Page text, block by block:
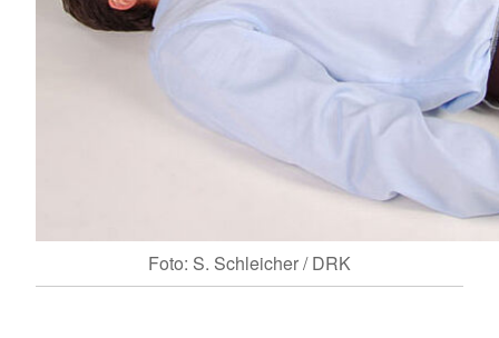
Foto: S. Schleicher / DRK